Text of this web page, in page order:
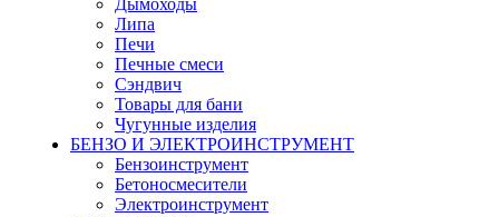
Дымоходы
Липа
Печи
Печные смеси
Сэндвич
Товары для бани
Чугунные изделия
БЕНЗО И ЭЛЕКТРОИНСТРУМЕНТ
Бензоинструмент
Бетоносмесители
Электроинструмент